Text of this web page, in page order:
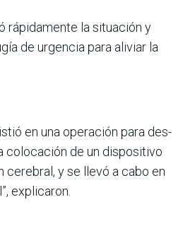
rápi­damente la situación y
de urgen­cia para aliviar la
en una operación para des­
colo­cación de un dispositivo
cerebral, y se llevó a cabo en
explicaron.